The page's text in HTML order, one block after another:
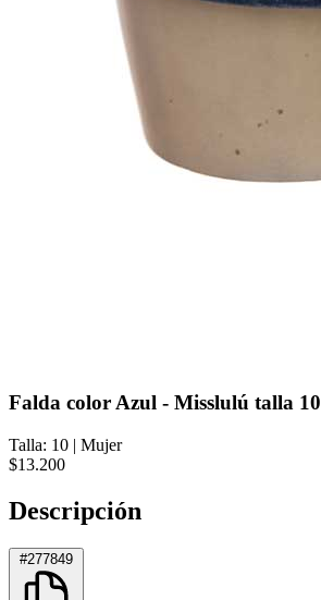
Falda color Azul - Misslulú talla 10
Talla: 10 | Mujer
$13.200
Descripción
#277849